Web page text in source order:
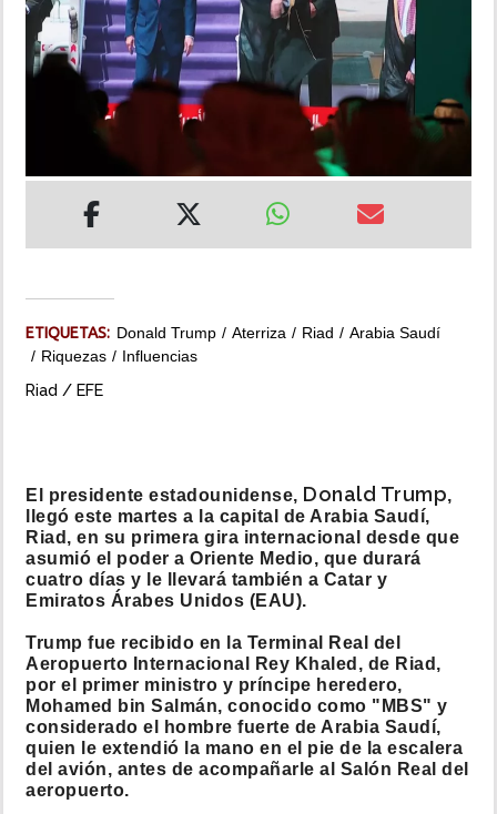
INSÓLITAS
MULTIMEDIA
ETIQUETAS: Donald Trump Aterriza Riad
Arabia Saudí
Riquezas
Influencias
Riad / EFE
El presidente estadounidense, Donald Trump,
llegó este martes a la capital de Arabia Saudí,
Riad, en su primera gira internacional desde que
asumió el poder a Oriente Medio, que durará
cuatro días y le llevará también a Catar y
Emiratos Árabes Unidos (EAU).
Trump fue recibido en la Terminal Real del
Aeropuerto Internacional Rey Khaled, de Riad,
por el primer ministro y príncipe heredero,
Mohamed bin Salmán, conocido como "MBS" y
considerado el hombre fuerte de Arabia Saudí,
quien le extendió la mano en el pie de la escalera
del avión, antes de acompañarle al Salón Real del
aeropuerto.